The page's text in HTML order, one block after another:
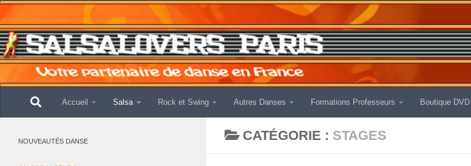
Accueil Salsa Rock et Swing Autres Danses Formations Professeurs Boutique DVD
CATÉGORIE : STAGES
NOUVEAUTÉS DANSE